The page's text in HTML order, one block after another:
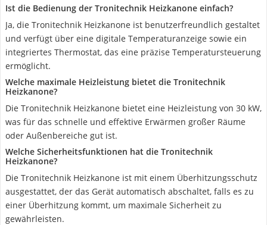
Ist die Bedienung der Tronitechnik Heizkanone einfach?
Ja, die Tronitechnik Heizkanone ist benutzerfreundlich gestaltet
und verfügt über eine digitale Temperaturanzeige sowie ein
integriertes Thermostat, das eine präzise Temperatursteuerung
ermöglicht.
Welche maximale Heizleistung bietet die Tronitechnik
Heizkanone?
Die Tronitechnik Heizkanone bietet eine Heizleistung von 30 kW,
was für das schnelle und effektive Erwärmen großer Räume
oder Außenbereiche gut ist.
Welche Sicherheitsfunktionen hat die Tronitechnik
Heizkanone?
Die Tronitechnik Heizkanone ist mit einem Überhitzungsschutz
ausgestattet, der das Gerät automatisch abschaltet, falls es zu
einer Überhitzung kommt, um maximale Sicherheit zu
gewährleisten.